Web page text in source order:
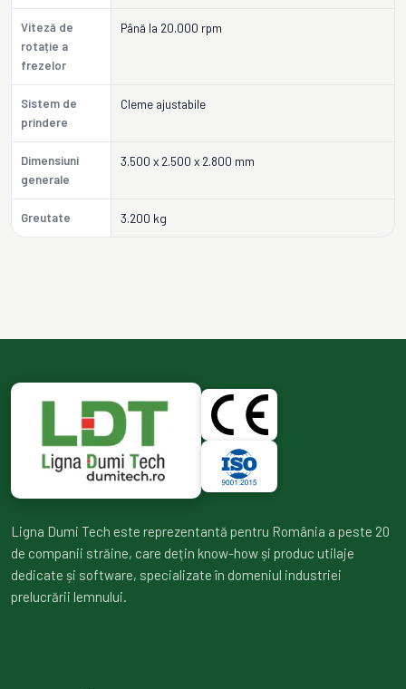
Viteză de
rotație a
frezelor
Până la 20.000 rpm
Sistem de
prindere
Cleme ajustabile
Dimensiuni
generale
3.500 x 2.500 x 2.800 mm
Greutate 3.200 kg
Ligna Dumi Tech este reprezentantă pentru România a peste 20
de companii străine, care dețin know-how și produc utilaje
dedicate și software, specializate în domeniul industriei
prelucrării lemnului.